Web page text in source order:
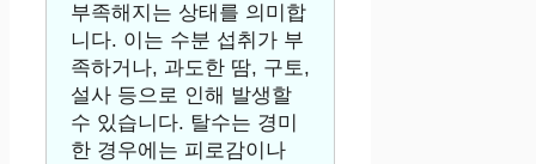
부족해지는 상태를 의미합
니다. 이는 수분 섭취가 부
족하거나, 과도한 땀, 구토,
설사 등으로 인해 발생할
수 있습니다. 탈수는 경미
한 경우에는 피로감이나